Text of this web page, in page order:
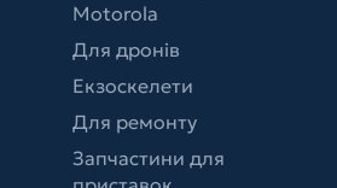
Motorola
Для дронів
Екзоскелети
Для ремонту
Запчастини для